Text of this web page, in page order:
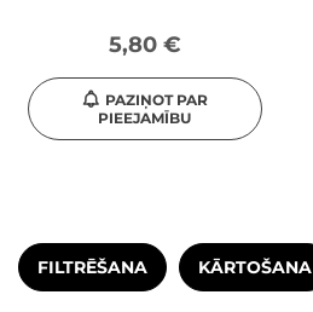
5,80 €
PAZIŅOT PAR
PIEEJAMĪBU
FILTRĒŠANA KĀRTOŠANA